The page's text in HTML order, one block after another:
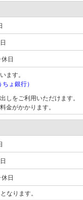
日
ます。
ょ銀行）
しをご利用いただけます。
金がかかります。
日
なります。